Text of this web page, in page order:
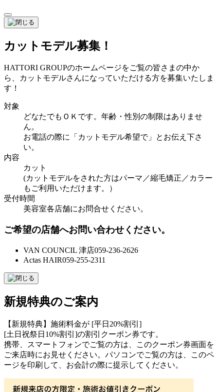
カットモデル募集！
HATTORI GROUPのホームページをご覧の皆さまの中か
ら、カットモデルさんになっていただける方を募集いたしま
す！
対象
どなたでもＯＫです。年齢・性別の制限はありませ
ん。
お電話の際に「カットモデル希望で」とお伝え下さ
い。
内容
カット
(カットモデルをされた方はパーマ／縮毛矯正／カラー
もご利用いただけます。）
受付時間
美容室各店舗にお問合せください。
ご希望の店舗へお問い合わせください。
VAN COUNCIL 津店059-236-2626
Actas HAIR059-255-2311
新規特典のご案内
【新規特典】施術料金が [平日20%割引]
[土日祝祭日10%割引]の割引クーポン券です。
携帯、スマートフォンでご覧の方は、このクーポン券画面を
ご来店時にお見せください。パソコンでご覧の方は、このペ
ージを印刷して、お会計の際に提示してください。